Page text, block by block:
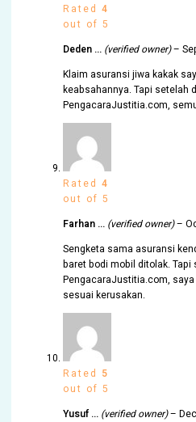
Rated4
out of 5
Deden … (verified owner)–
Klaim asuransi jiwa kakak
keabsahannya. Tapi setelah
PengacaraJustitia.com,
Rated4
out of 5
Farhan … (verified owner)–
Sengketa sama asuransi
baret bodi mobil ditolak.
PengacaraJustitia.com,
sesuai kerusakan.
Rated 5
out of 5
Yusuf … (verified owner)–